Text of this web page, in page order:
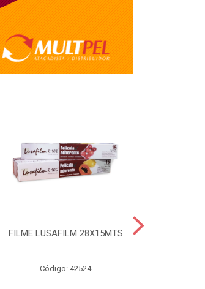
FILME LUSAFILM 28X15MTS
Código: 42524